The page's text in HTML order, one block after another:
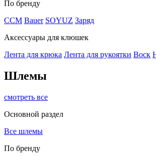
По бренду
CCM Bauer SOYUZ Заряд
Аксессуары для клюшек
Лента для крюка Лента для рукоятки Воск
Шлемы
смотреть все
Основной раздел
Все шлемы
По бренду